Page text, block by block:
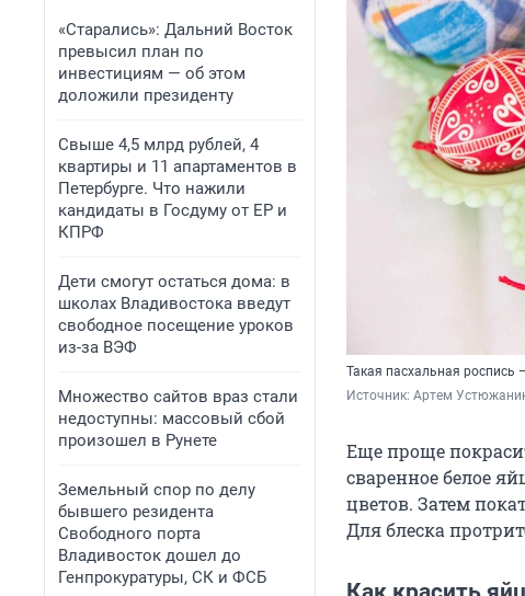
«Старались»: Дальний Восток
превысил план по
инвестициям — об этом
доложили президенту
Свыше 4,5 млрд рублей, 4
квартиры и 11 апартаментов в
Петербурге. Что нажили
кандидаты в Госдуму от ЕР и
КПРФ
Дети смогут остаться дома: в
школах Владивостока введут
свободное посещение уроков
из-за ВЭФ
Множество сайтов враз стали
недоступны: массовый сбой
произошел в Рунете
Земельный спор по делу
бывшего резидента
Свободного порта
Владивосток дошел до
Генпрокуратуры, СК и ФСБ
Такая пасхальная роспись
Источник: Артем
Еще проще
сваренное белое
цветов. Затем
Для блеска